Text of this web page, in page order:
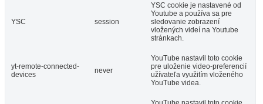
YSC session
YSC cookie je nastavené od
Youtube a používa sa pre
sledovanie zobrazení
vložených videí na Youtube
stránkach.
yt-remote-connected-
devices
never
YouTube nastavil toto cookie
pre uloženie video-preferencií
užívateľa využitím vloženého
YouTube videa.